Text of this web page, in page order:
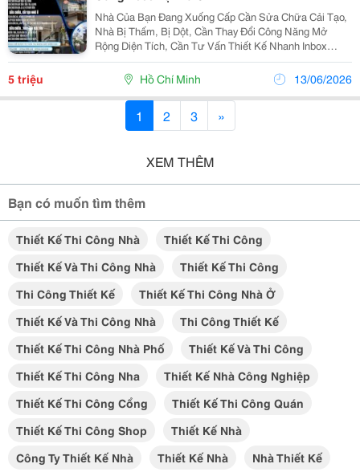
Nhà Của Bạn Đang Xuống Cấp Cần Sửa Chữa Cải Tạo,
Nhà Bị Thấm, Bị Dột, Cần Thay Đổi Công Năng Mở
Rộng Diện Tích, Cần Tư Vấn Thiết Kế Nhanh Inbox
Hoặc Liên Hệ Hotline/Zalo: 0934555118 (Zalo) Để Được
Tư Vấn Miễn Phí . Xanh Eco Là Đơn Vị Có Trên 10...
5 triệu Hồ Chí Minh 13/06/2026
1 2 3 »
XEM THÊM
Bạn có muốn tìm thêm
Thiết Kế Thi Công Nhà
Thiết Kế Thi Công
Thiết Kế Và Thi Công Nhà
Thiết Kế Thi Công
Thi Công Thiết Kế
Thiết Kế Thi Công Nhà Ở
Thiết Kế Và Thi Công Nhà
Thi Công Thiết Kế
Thiết Kế Thi Công Nhà Phố
Thiết Kế Và Thi Công
Thiết Kế Thi Công Nha
Thiết Kế Nhà Công Nghiệp
Thiết Kế Thi Công Cổng
Thiết Kế Thi Công Quán
Thiết Kế Thi Công Shop
Thiết Kế Nhà
Công Ty Thiết Kế Nhà
Thiết Kế Nhà Nhà Thiết Kế